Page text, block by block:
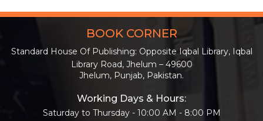
BOOK CORNER
Standard House Of Publishing: Opposite Iqbal Library, Iqbal
Library Road, Jhelum – 49600
Jhelum, Punjab, Pakistan.
Working Days & Hours:
Saturday to Thursday - 10:00 AM - 8:00 PM